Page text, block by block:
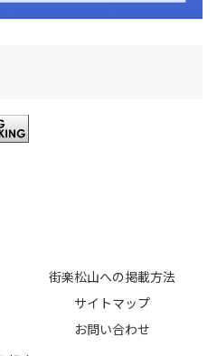
街楽松山への掲載方法
サイトマップ
お問い合わせ